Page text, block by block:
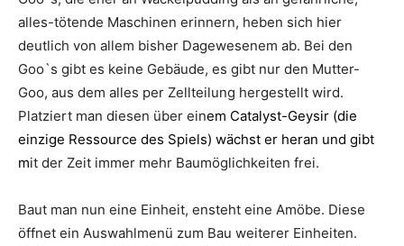
alles-tötende Maschinen erinnern, heben sich hier
deutlich von allem bisher Dagewesenem ab. Bei den
Goo`s gibt es keine Gebäude, es gibt nur den Mutter-
Goo, aus dem alles per Zellteilung hergestellt wird.
Platziert man diesen über einem Catalyst-Geysir (die
einzige Ressource des Spiels) wächst er heran und gibt
mit der Zeit immer mehr Baumöglichkeiten frei.
Baut man nun eine Einheit, ensteht eine Amöbe. Diese
öffnet ein Auswahlmenü zum Bau weiterer Einheiten.